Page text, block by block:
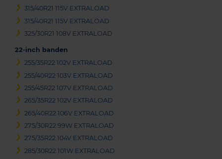
315/40R21 115V EXTRALOAD
315/40R21 115V EXTRALOAD
325/30R21 108V EXTRALOAD
22-inch banden
255/35R22 102V EXTRALOAD
255/40R22 103V EXTRALOAD
255/45R22 107V EXTRALOAD
265/35R22 102V EXTRALOAD
265/40R22 106V EXTRALOAD
275/30R22 99W EXTRALOAD
275/35R22 104V EXTRALOAD
285/30R22 101W EXTRALOAD